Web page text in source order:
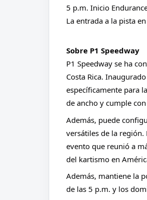
5 p.m. Inicio
La entrada a la pista
Sobre P1 Speedway
P1 Speedway se ha
Costa Rica.
específicamente para
de ancho y cumple
Además, puede
versátiles de la región.
evento que reunió a
del kartismo en
Además, mantiene la
de las 5 p.m. y los